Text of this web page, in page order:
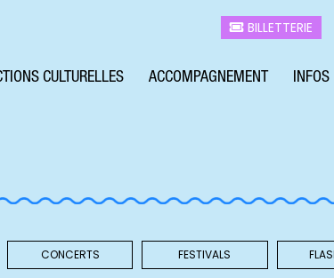
BILLETTERIE
CULTURELLES ACCOMPAGNEMENT INFOS
CONCERTS FESTIVALS